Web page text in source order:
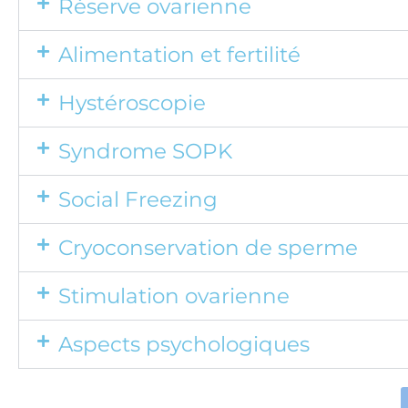
Réserve ovarienne
Alimentation et fertilité
Hystéroscopie
Syndrome SOPK
Social Freezing
Cryoconservation de sperme
Stimulation ovarienne
Aspects psychologiques